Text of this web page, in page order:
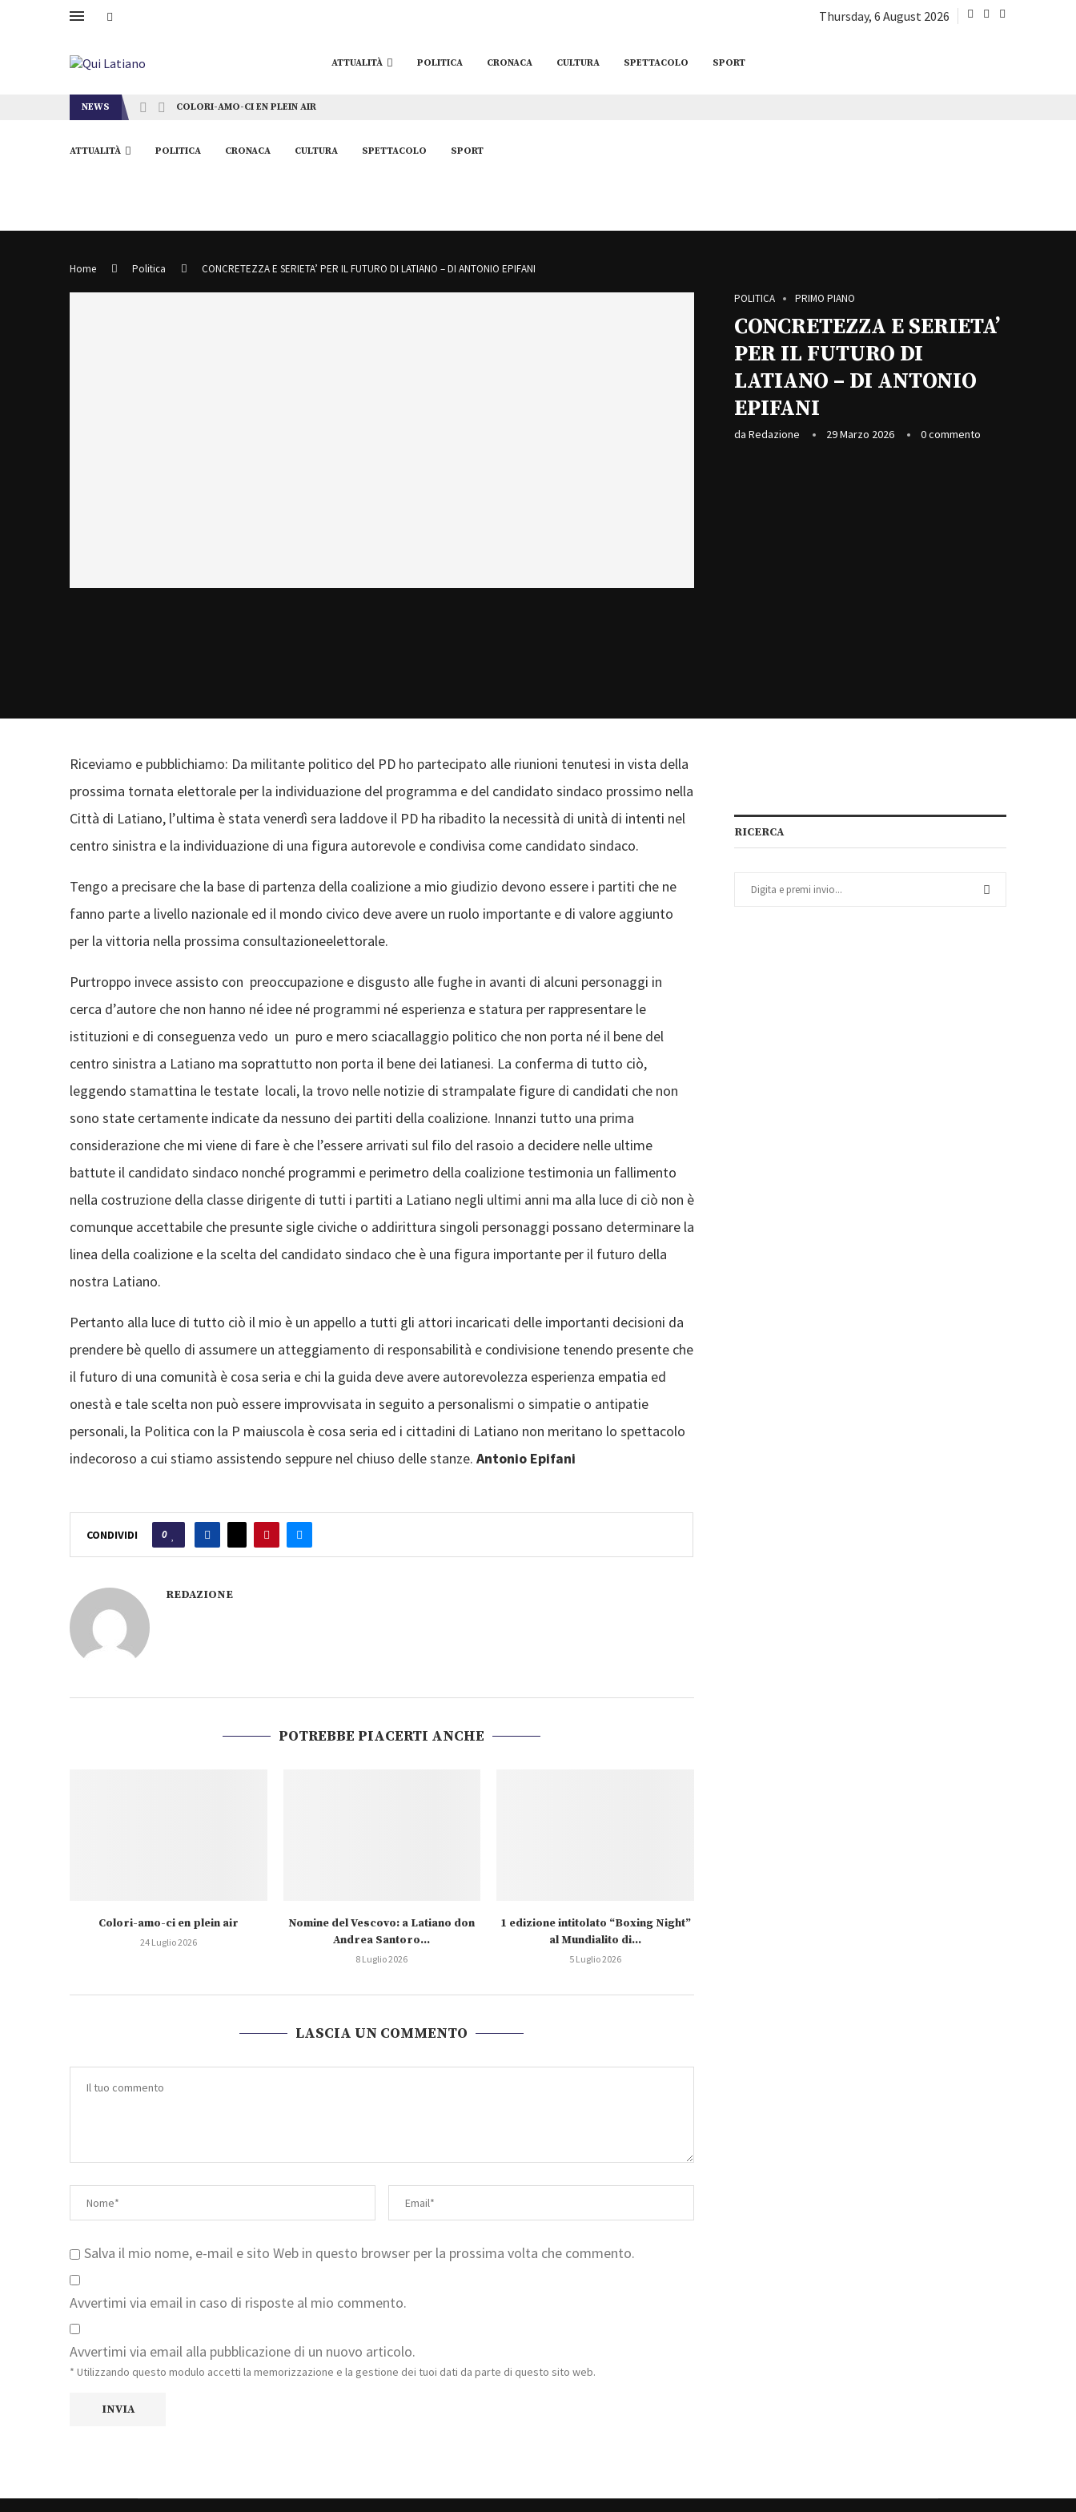
Thursday, 6 August 2026
ATTUALITÀ POLITICA CRONACA CULTURA SPETTACOLO SPORT
NEWS COLORI-AMO-CI EN PLEIN AIR
ATTUALITÀ POLITICA CRONACA CULTURA SPETTACOLO SPORT
Home Politica CONCRETEZZA E SERIETA’ PER IL FUTURO DI LATIANO – DI ANTONIO EPIFANI
POLITICA PRIMO PIANO
CONCRETEZZA E SERIETA’
PER IL FUTURO DI
LATIANO – DI ANTONIO
EPIFANI
da Redazione 29 Marzo 2026 0 commento
Riceviamo e pubblichiamo: Da militante politico del PD ho partecipato alle riunioni tenutesi in vista della
prossima tornata elettorale per la individuazione del programma e del candidato sindaco prossimo nella
Città di Latiano, l’ultima è stata venerdì sera laddove il PD ha ribadito la necessità di unità di intenti nel
centro sinistra e la individuazione di una figura autorevole e condivisa come candidato sindaco.
Tengo a precisare che la base di partenza della coalizione a mio giudizio devono essere i partiti che ne
fanno parte a livello nazionale ed il mondo civico deve avere un ruolo importante e di valore aggiunto
per la vittoria nella prossima consultazioneelettorale.
Purtroppo invece assisto con preoccupazione e disgusto alle fughe in avanti di alcuni personaggi in
cerca d’autore che non hanno né idee né programmi né esperienza e statura per rappresentare le
istituzioni e di conseguenza vedo un puro e mero sciacallaggio politico che non porta né il bene del
centro sinistra a Latiano ma soprattutto non porta il bene dei latianesi. La conferma di tutto ciò,
leggendo stamattina le testate locali, la trovo nelle notizie di strampalate figure di candidati che non
sono state certamente indicate da nessuno dei partiti della coalizione. Innanzi tutto una prima
considerazione che mi viene di fare è che l’essere arrivati sul filo del rasoio a decidere nelle ultime
battute il candidato sindaco nonché programmi e perimetro della coalizione testimonia un fallimento
nella costruzione della classe dirigente di tutti i partiti a Latiano negli ultimi anni ma alla luce di ciò non è
comunque accettabile che presunte sigle civiche o addirittura singoli personaggi possano determinare la
linea della coalizione e la scelta del candidato sindaco che è una figura importante per il futuro della
nostra Latiano.
Pertanto alla luce di tutto ciò il mio è un appello a tutti gli attori incaricati delle importanti decisioni da
prendere bè quello di assumere un atteggiamento di responsabilità e condivisione tenendo presente che
il futuro di una comunità è cosa seria e chi la guida deve avere autorevolezza esperienza empatia ed
onestà e tale scelta non può essere improvvisata in seguito a personalismi o simpatie o antipatie
personali, la Politica con la P maiuscola è cosa seria ed i cittadini di Latiano non meritano lo spettacolo
indecoroso a cui stiamo assistendo seppure nel chiuso delle stanze. Antonio Epifani
CONDIVIDI 0
REDAZIONE
POTREBBE PIACERTI ANCHE
Colori-amo-ci en plein air
24 Luglio 2026
Nomine del Vescovo: a Latiano don
Andrea Santoro...
8 Luglio 2026
1 edizione intitolato “Boxing Night”
al Mundialito di...
5 Luglio 2026
LASCIA UN COMMENTO
Salva il mio nome, e-mail e sito Web in questo browser per la prossima volta che commento.
Avvertimi via email in caso di risposte al mio commento.
Avvertimi via email alla pubblicazione di un nuovo articolo.
* Utilizzando questo modulo accetti la memorizzazione e la gestione dei tuoi dati da parte di questo sito web.
RICERCA